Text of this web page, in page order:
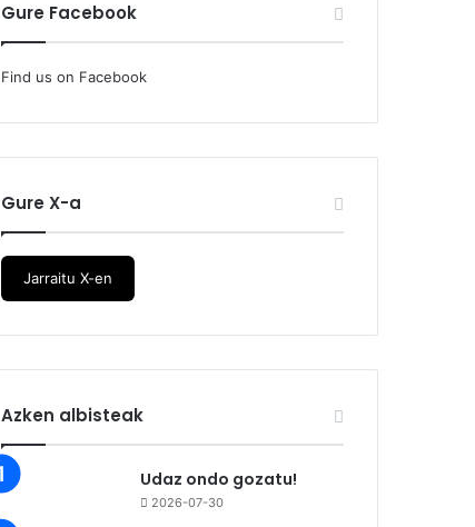
Gure Facebook
Find us on Facebook
Gure X-a
Jarraitu X-en
Azken albisteak
Udaz ondo gozatu!
2026-07-30